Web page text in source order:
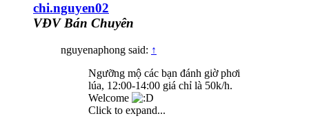
chi.nguyen02
VĐV Bán Chuyên
nguyenaphong said: ↑
Ngưỡng mộ các bạn đánh giờ phơi
lúa, 12:00-14:00 giá chỉ là 50k/h.
Welcome
Click to expand...